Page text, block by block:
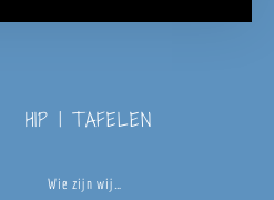
HIP | TAFELEN
Wie zijn wij…